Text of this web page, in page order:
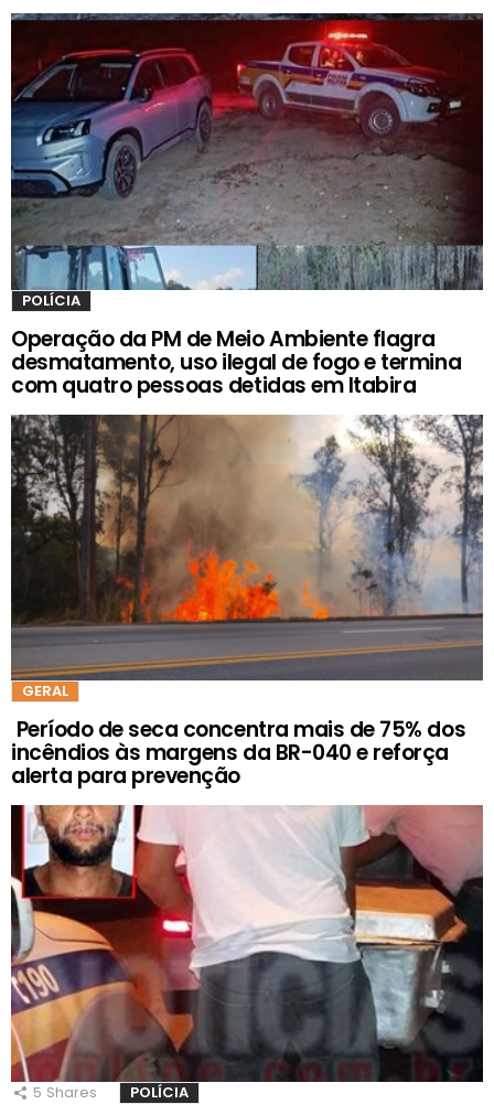
POLÍCIA
Operação da PM de Meio Ambiente flagra
desmatamento, uso ilegal de fogo e termina
com quatro pessoas detidas em Itabira
GERAL
Período de seca concentra mais de 75% dos
incêndios às margens da BR-040 e reforça
alerta para prevenção
5 Shares POLÍCIA